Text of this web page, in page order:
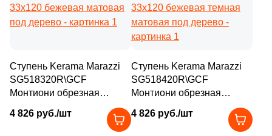
Ступень Kerama Marazzi
SG518320R\GCF
Монтиони обрезная
33x120 бежевая матовая
под дерево
4 826 руб./шт
Ступень Kerama Marazzi
SG518420R\GCF
Монтиони обрезная
33x120 бежевая темная
матовая под дерево
4 826 руб./шт